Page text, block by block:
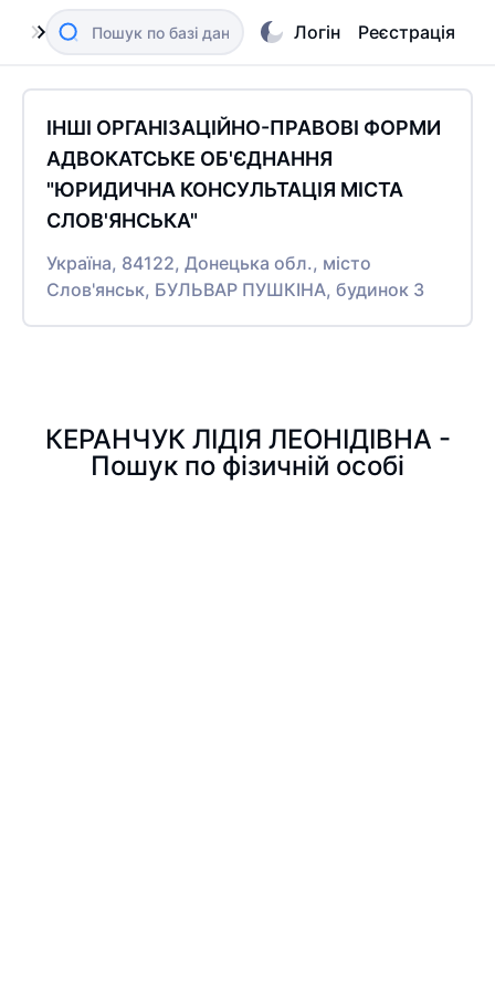
Логін Реєстрація
ІНШІ ОРГАНІЗАЦІЙНО-ПРАВОВІ ФОРМИ
АДВОКАТСЬКЕ ОБ'ЄДНАННЯ
"ЮРИДИЧНА КОНСУЛЬТАЦІЯ МІСТА
СЛОВ'ЯНСЬКА"
Україна, 84122, Донецька обл., місто
Слов'янськ, БУЛЬВАР ПУШКІНА, будинок 3
КЕРАНЧУК ЛІДІЯ ЛЕОНІДІВНА -
Пошук по фізичній особі